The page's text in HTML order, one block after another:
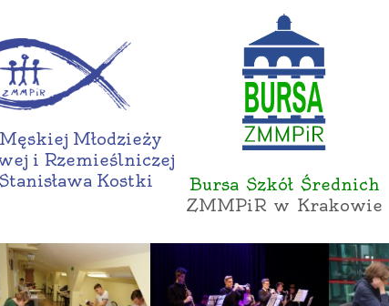
Młodzieży
i Rzemieślniczej
Kostki
Bursa Szkół Średnich
ZMMPiR w Krakowie